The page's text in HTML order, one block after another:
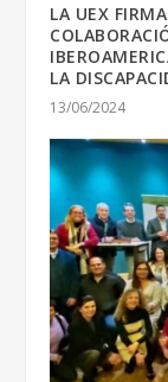
LA UEX
LA
13/06/2024